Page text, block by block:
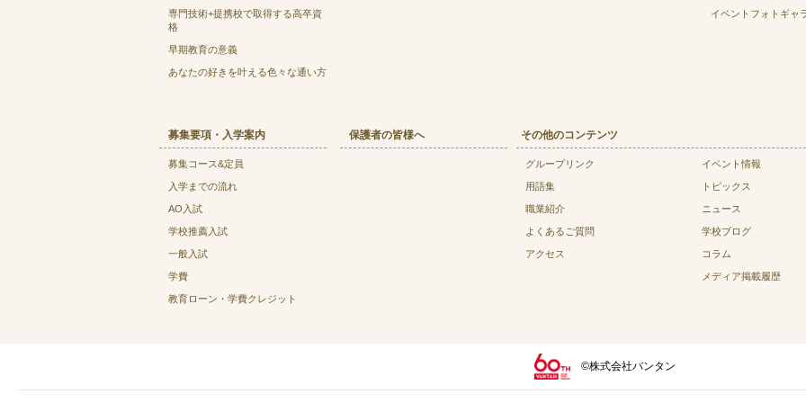
専門技術+提携校で取得する高卒資
格
早期教育の意義
あなたの好きを叶える⾊々な通い⽅
イベントフォトギャ
募集要項・入学案内
募集コース&定員
入学までの流れ
AO入試
学校推薦入試
一般入試
学費
教育ローン・学費クレジット
保護者の皆様へ その他のコンテンツ
グループリンク
用語集
職業紹介
よくあるご質問
アクセス
イベント情報
トピックス
ニュース
学校ブログ
コラム
メディア掲載履歴
©株式会社バンタン